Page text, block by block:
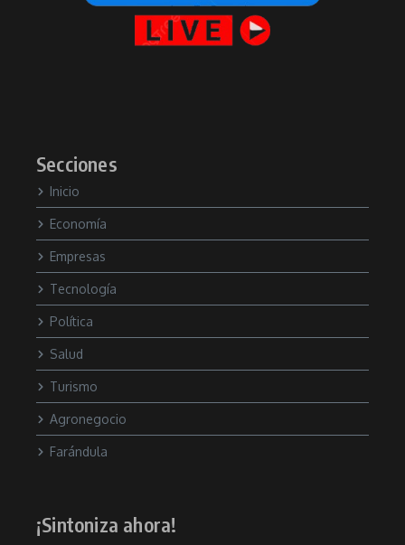
Secciones
Inicio
Economía
Empresas
Tecnología
Política
Salud
Turismo
Agronegocio
Farándula
¡Sintoniza ahora!